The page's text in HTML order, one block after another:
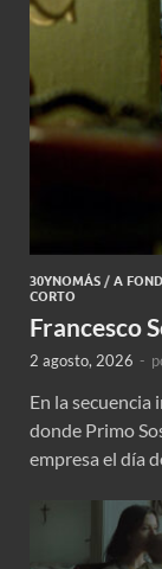
30YNOMÁS / A
CORTO
Francesco
2 agosto, 2026 -
En la secuencia
donde Primo
empresa el día